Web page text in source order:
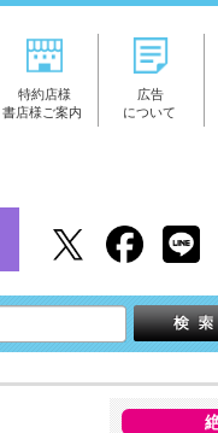
特約店様
書店様ご案内
広告
について